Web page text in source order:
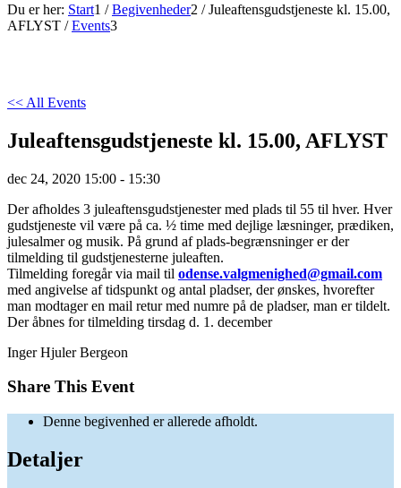
Du er her: Start1 / Begivenheder2 / Juleaftensgudstjeneste kl. 15.00,
AFLYST / Events3
<< All Events
Juleaftensgudstjeneste kl. 15.00, AFLYST
dec 24, 2020 15:00 - 15:30
Der afholdes 3 juleaftensgudstjenester med plads til 55 til hver. Hver
gudstjeneste vil være på ca. ½ time med dejlige læsninger, prædiken,
julesalmer og musik. På grund af plads-begrænsninger er der
tilmelding til gudstjenesterne juleaften.
Tilmelding foregår via mail til odense.valgmenighed@gmail.com
med angivelse af tidspunkt og antal pladser, der ønskes, hvorefter
man modtager en mail retur med numre på de pladser, man er tildelt.
Der åbnes for tilmelding tirsdag d. 1. december
Inger Hjuler Bergeon
Share This Event
Denne begivenhed er allerede afholdt.
Detaljer